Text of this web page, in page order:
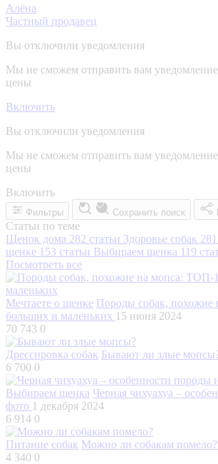
Алёна
Частный продавец
Вы отключили уведомления
Мы не сможем отправить вам
цены
Включить
Вы отключили уведомления
Мы не сможем отправить вам
цены
Включить
Фильтры Сохранить поиск
Статьи по теме
Щенок дома 282 статьи Здоровье собак
щенке 153 статьи Выбираем щенка 119
Посмотреть все
Мечтаете о щенке Породы собак,
больших и маленьких 15 июня 2024
70 743 0
Дрессировка собак Бывают ли злые
6 700 0
Выбираем щенка Черная чихуахуа –
фото 1 декабря 2024
6 914 0
Питание собак Можно ли собакам помело?
4 340 0